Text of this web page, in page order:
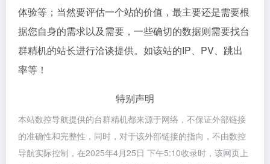
体验等；当然要评估一个站的价值，最主要还是需要根
据您自身的需求以及需要，一些确切的数据则需要找台
群精机的站长进行洽谈提供。如该站的IP、PV、跳出
率等！
特别声明
本站数控导航提供的台群精机都来源于网络，不保证外部链接
的准确性和完整性，同时，对于该外部链接的指向，不由数控
导航实际控制，在2025年4月25日 下午5:10收录时，该网页上